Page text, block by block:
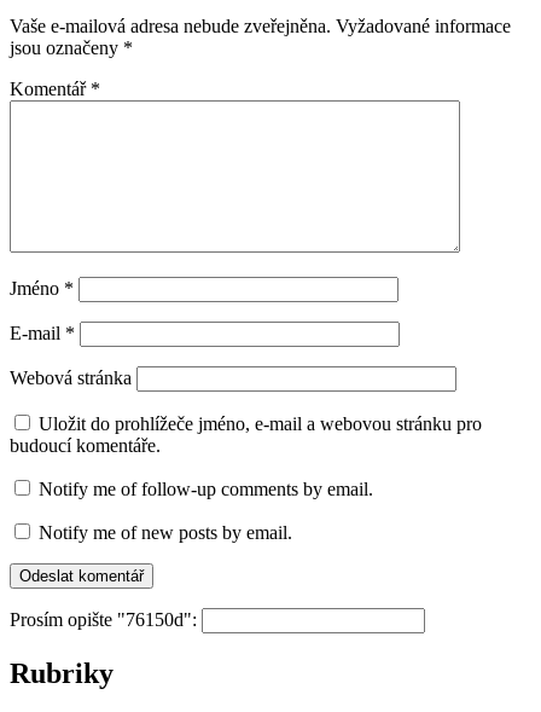
Vaše e-mailová adresa nebude zveřejněna. Vyžadované informace
jsou označeny *
Komentář *
Jméno *
E-mail *
Webová stránka
Uložit do prohlížeče jméno, e-mail a webovou stránku pro
budoucí komentáře.
Notify me of follow-up comments by email.
Notify me of new posts by email.
Prosím opište "76150d":
Rubriky